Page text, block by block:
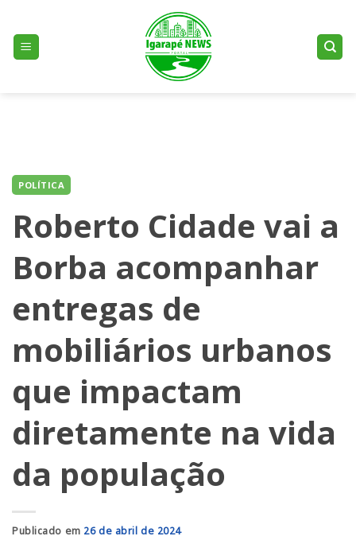
content
POLÍTICA
Roberto Cidade vai a
Borba acompanhar
entregas de
mobiliários urbanos
que impactam
diretamente na vida
da população
Publicado em 26 de abril de 2024